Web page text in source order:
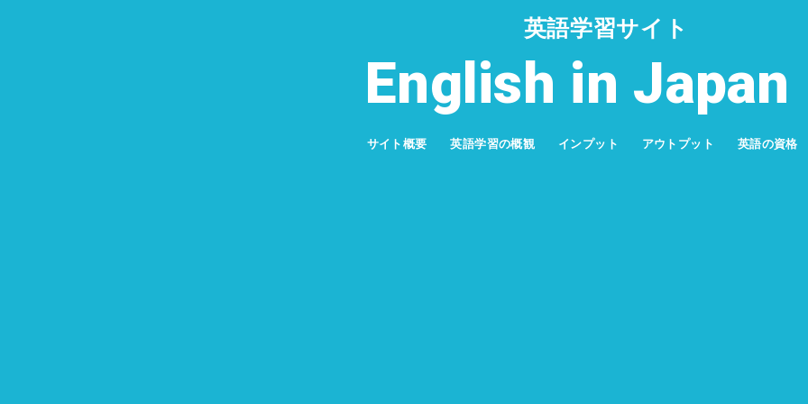
英語学習サイト
English in
サイト概要 英語学習の概観 インプット アウトプット 英語の資格